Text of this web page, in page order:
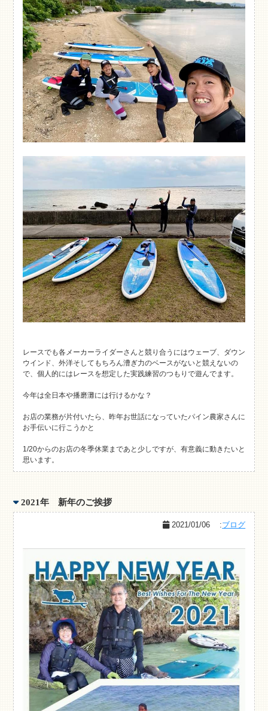
レースでも各メーカーライダーさんと競り合うにはウェーブ、ダウン
ウインド、外洋そしてもちろん漕ぎ力のベースがないと競えないの
で、個人的にはレースを想定した実践練習のつもりで遊んでます。
今年は全日本や播磨灘には行けるかな？
お店の業務が片付いたら、昨年お世話になっていたパイン農家さんに
お手伝いに行こうかと
1/20からのお店の冬季休業まであと少しですが、有意義に動きたいと
思います。
2021年 新年のご挨拶
2021/01/06 :ブログ